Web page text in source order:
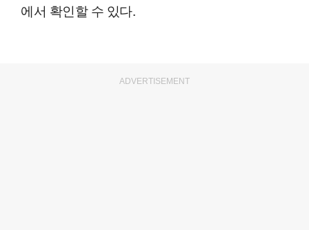
에서 확인할 수 있다.
ADVERTISEMENT